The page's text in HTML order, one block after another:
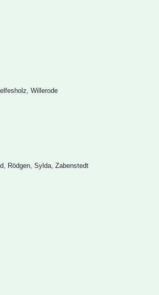
Willerode
Rödgen, Sylda, Zabenstedt